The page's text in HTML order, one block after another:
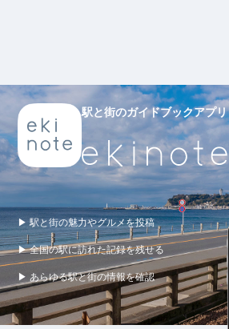
駅と街のガイドブックアプリ
▶ 駅と街の魅力やグルメを投稿
▶ 全国の駅に訪れた記録を残せる
▶ あらゆる駅と街の情報を確認